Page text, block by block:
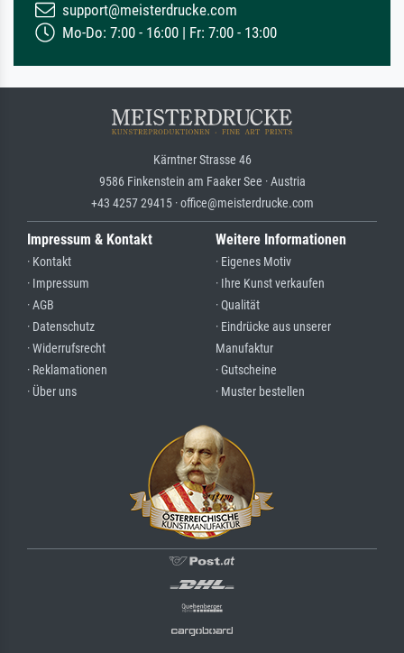
support@meisterdrucke.com
Mo-Do: 7:00 - 16:00 | Fr: 7:00 - 13:00
Kärntner Strasse 46
9586 Finkenstein am Faaker See · Austria
+43 4257 29415 · office@meisterdrucke.com
Impressum & Kontakt
· Kontakt
· Impressum
· AGB
· Datenschutz
· Widerrufsrecht
· Reklamationen
· Über uns
Weitere Informationen
· Eigenes Motiv
· Ihre Kunst verkaufen
· Qualität
· Eindrücke aus unserer
Manufaktur
· Gutscheine
· Muster bestellen